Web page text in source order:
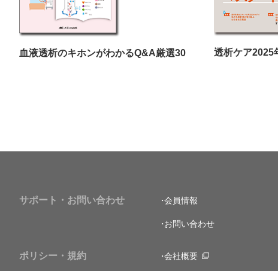
血液透析のキホンがわかるQ&A厳選30 透析ケア2025
サポート・お問い合わせ 会員情報
お問い合わせ
ポリシー・規約 会社概要